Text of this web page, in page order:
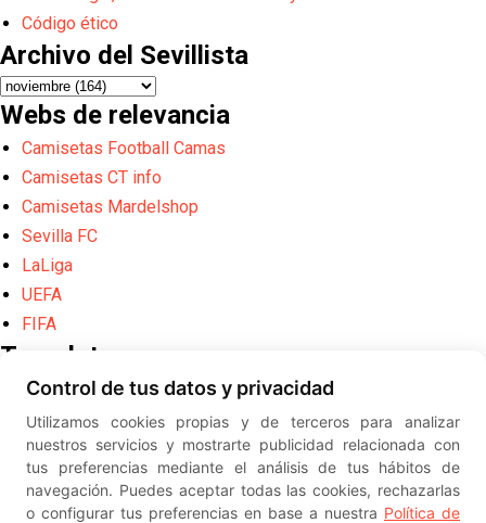
Código ético
Archivo del Sevillista
Webs de relevancia
Camisetas Football Camas
Camisetas CT info
Camisetas Mardelshop
Sevilla FC
LaLiga
UEFA
FIFA
Translate
Powered by
Translate
Diseño web creado por Erick
© ElSevillista.es - Información sobre
el Sevilla FC, Sevilla Atlético, Sevilla Femenino y su Cantera
-- --
Control de tus datos y privacidad
Utilizamos cookies propias y de terceros para analizar
nuestros servicios y mostrarte publicidad relacionada con
tus preferencias mediante el análisis de tus hábitos de
navegación. Puedes aceptar todas las cookies, rechazarlas
o configurar tus preferencias en base a nuestra Política de
2026